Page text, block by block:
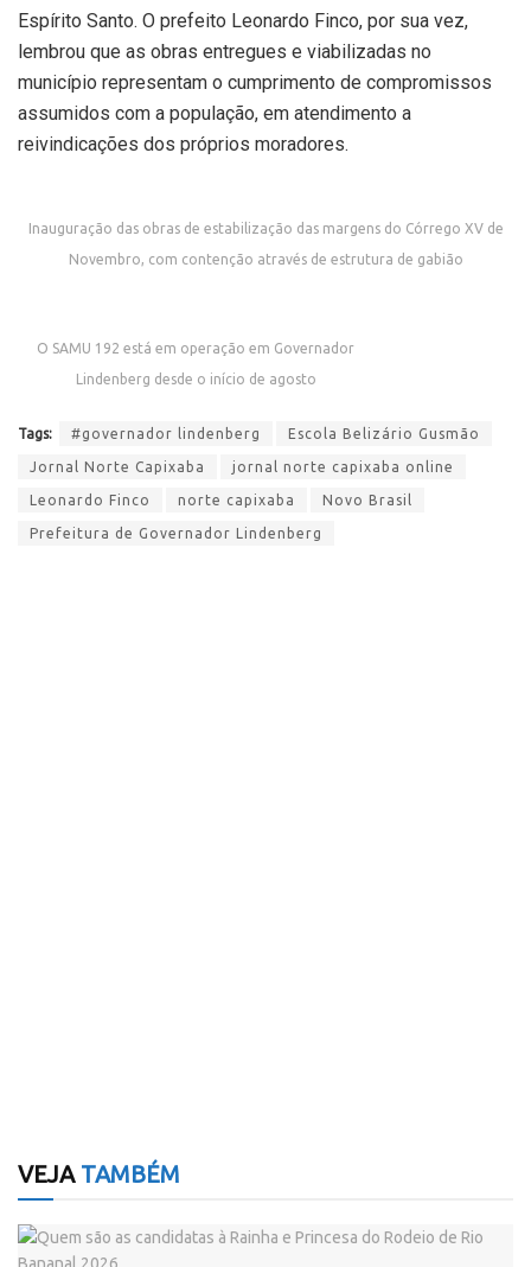
Espírito Santo. O prefeito Leonardo Finco, por sua vez,
lembrou que as obras entregues e viabilizadas no
município representam o cumprimento de compromissos
assumidos com a população, em atendimento a
reivindicações dos próprios moradores.
Inauguração das obras de estabilização das margens do Córrego XV de
Novembro, com contenção através de estrutura de gabião
O SAMU 192 está em operação em Governador
Lindenberg desde o início de agosto
Tags: #governador lindenberg Escola Belizário Gusmão
Jornal Norte Capixaba jornal norte capixaba online
Leonardo Finco norte capixaba Novo Brasil
Prefeitura de Governador Lindenberg
VEJATAMBÉM